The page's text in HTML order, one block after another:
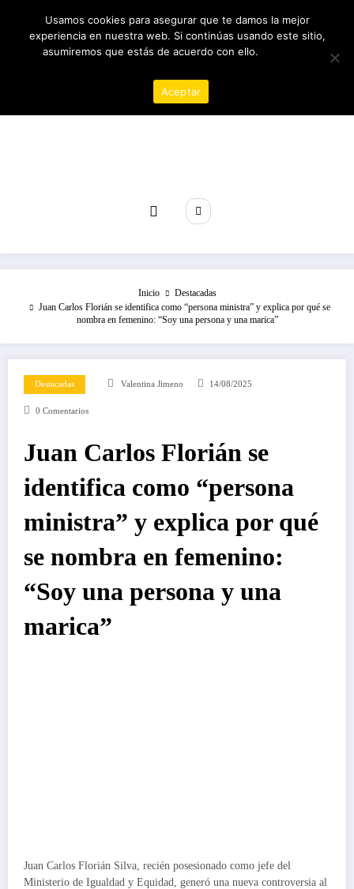
contenido
09/08/2026 6:28:45 AM
Inicio
Destacadas
Juan Carlos Florián se identifica como “persona ministra” y explica por qué se
nombra en femenino: “Soy una persona y una marica”
Destacadas Valentina Jimeno 14/08/2025
0 Comentarios
Juan Carlos Florián se
identifica como “persona
ministra” y explica por qué
se nombra en femenino:
“Soy una persona y una
marica”
Juan Carlos Florián Silva, recién posesionado como jefe del
Ministerio de Igualdad y Equidad, generó una nueva controversia al
Usamos cookies para asegurar que te damos la mejor
experiencia en nuestra web. Si continúas usando este sitio,
asumiremos que estás de acuerdo con ello.
Aceptar